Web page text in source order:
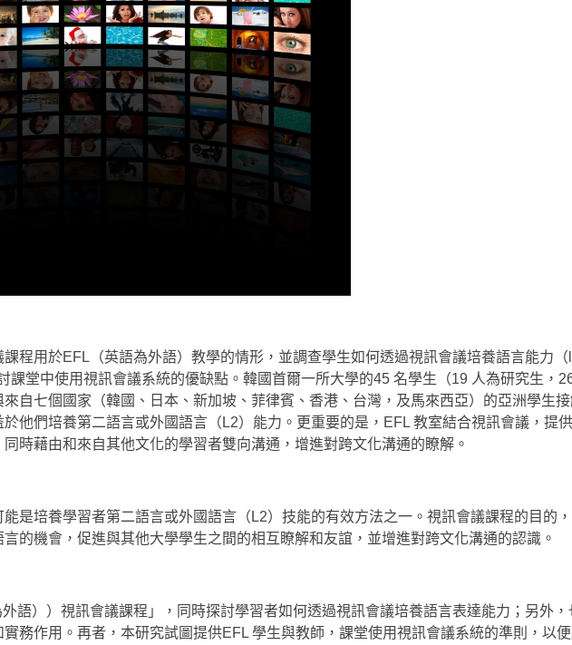
程用於EFL（英語為外語）教學的情形，並調查學生如何透過視訊會議培養語言能力
課堂中使用視訊會議系統的優缺點。韓國首爾一所大學的45 名學生（19 人為研究生，
自七個國家（韓國、日本、新加坡、菲律賓、香港、台灣，及馬來西亞）的亞洲學生
他們培養第二語言或外國語言（L2）能力。更重要的是，EFL 教室結合視訊會議，提
時藉由和來自其他文化的學習者雙向溝通，增進對跨文化溝通的瞭解。
是培養學習者第二語言或外國語言（L2）技能的有效方法之一。視訊會議課程的目的
的機會，促進與其他大學學生之間的相互瞭解和友誼，並增進對跨文化溝通的認識。
語））視訊會議課程」，同時探討學習者如何透過視訊會議培養語言表達能力；另外，
務作用。再者，本研究試圖提供EFL 學生與教師，課堂使用視訊會議系統的準則，以